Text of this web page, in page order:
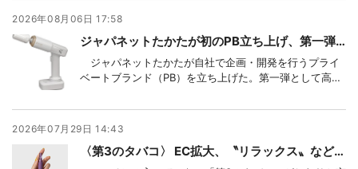
2026年08月06日 17:58
ジャパネットたかたが初のPB立ち上げ、第一弾は高圧洗浄機 海外展開も視野に
ジャパネットたかたが自社で企画・開発を行うプライ
ベートブランド（PB）を立ち上げた。第一弾として高圧
家電以外の商品についてもPBとして展開していく考え。
国内展開のほか、海外でも販売も視野に入れる。
2026年07月29日 14:43
〈第3のタバコ〉 EC拡大、〝リラックス〟など用途広がる